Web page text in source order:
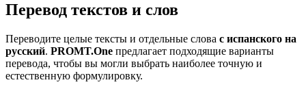
Перевод текстов и слов
Переводите целые тексты и отдельные слова с испанского на
русский. PROMT.One предлагает подходящие варианты
перевода, чтобы вы могли выбрать наиболее точную и
естественную формулировку.